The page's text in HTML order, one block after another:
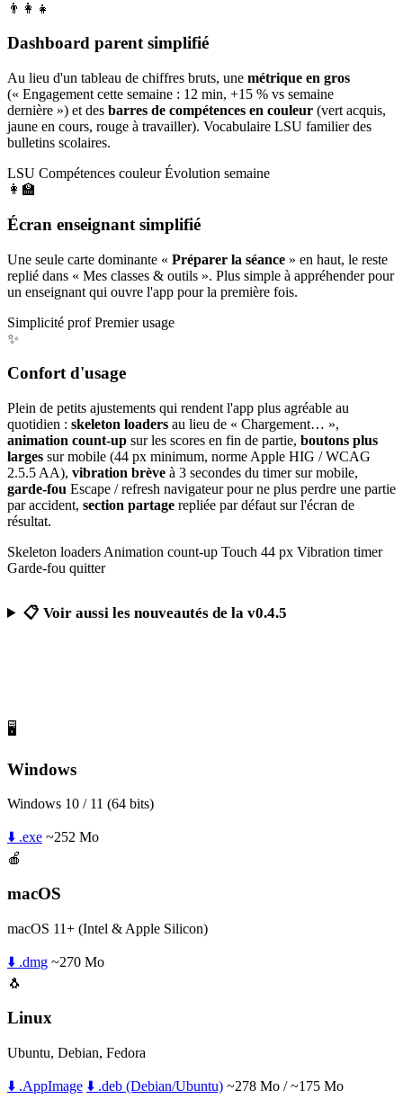
👨‍👩‍👧
Dashboard parent simplifié
Au lieu d'un tableau de chiffres bruts, une métrique en gros
(« Engagement cette semaine : 12 min, +15 % vs semaine
dernière ») et des barres de compétences en couleur (vert acquis,
jaune en cours, rouge à travailler). Vocabulaire LSU familier des
bulletins scolaires.
LSU Compétences couleur Évolution semaine
👩‍🏫
Écran enseignant simplifié
Une seule carte dominante « Préparer la séance » en haut, le reste
replié dans « Mes classes & outils ». Plus simple à appréhender pour
un enseignant qui ouvre l'app pour la première fois.
Simplicité prof Premier usage
✨
Confort d'usage
Plein de petits ajustements qui rendent l'app plus agréable au
quotidien : skeleton loaders au lieu de « Chargement… »,
animation count-up sur les scores en fin de partie, boutons plus
larges sur mobile (44 px minimum, norme Apple HIG / WCAG
2.5.5 AA), vibration brève à 3 secondes du timer sur mobile,
garde-fou Escape / refresh navigateur pour ne plus perdre une partie
par accident, section partage repliée par défaut sur l'écran de
résultat.
Skeleton loaders Animation count-up Touch 44 px Vibration timer
Garde-fou quitter
📋 Voir aussi les nouveautés de la v0.4.5
🖥️
Windows
Windows 10 / 11 (64 bits)
⬇️ .exe ~252 Mo
🍎
macOS
macOS 11+ (Intel & Apple Silicon)
⬇️ .dmg ~270 Mo
🐧
Linux
Ubuntu, Debian, Fedora
⬇️ .AppImage ⬇️ .deb (Debian/Ubuntu) ~278 Mo / ~175 Mo